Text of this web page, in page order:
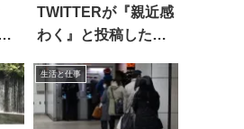
TWITTERが『親近感
わく』と投稿した画
生活と仕事